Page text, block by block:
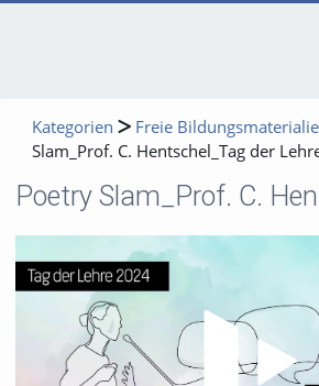
Kategorien Freie
Slam_Prof. C. Hentschel_Tag der